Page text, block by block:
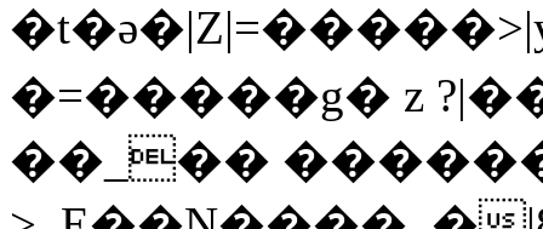
�=�����g� z
��_��